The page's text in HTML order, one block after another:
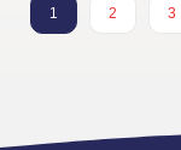
1 2 3